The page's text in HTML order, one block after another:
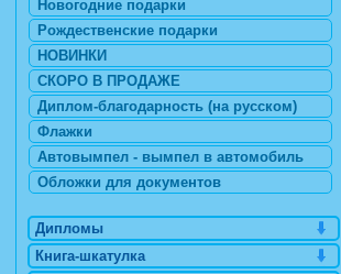
Новогодние подарки
Рождественские подарки
НОВИНКИ
СКОРО В ПРОДАЖЕ
Диплом-благодарность (на русском)
Флажки
Автовымпел - вымпел в автомобиль
Обложки для документов
Дипломы
Книга-шкатулка